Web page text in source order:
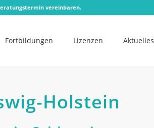
vereinbaren.
Fortbildungen Lizenzen Aktuelles
Holstein